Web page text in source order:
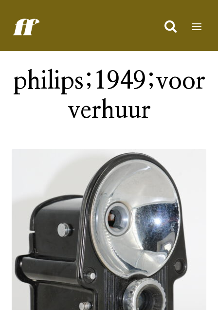
naar
inhoud
philips;1949;voor
verhuur